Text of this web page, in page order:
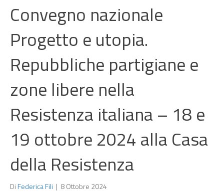
Convegno nazionale
Progetto e utopia.
Repubbliche partigiane e
zone libere nella
Resistenza italiana – 18 e
19 ottobre 2024 alla Casa
della Resistenza
DiFederica Fili | 8 Ottobre 2024